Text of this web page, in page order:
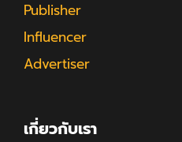
Publisher
Influencer
Advertiser
เกี่ยวกับเรา